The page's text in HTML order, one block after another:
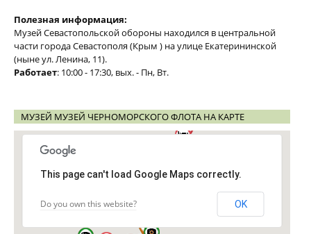
Полезная информация:
Музей Севастопольской обороны находился в центральной
части города Севастополя (Крым ) на улице Екатерининской
(ныне ул. Ленина, 11).
Работает: 10:00 - 17:30, вых. - Пн, Вт.
МУЗЕЙ МУЗЕЙ ЧЕРНОМОРСКОГО ФЛОТА НА КАРТЕ
This page can't load Google Maps correctly.
Do you own this website? OK